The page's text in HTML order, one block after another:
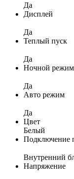
Да
Дисплей
Да
Теплый пуск
Да
Ночной режим
Да
Авто режим
Да
Цвет
Белый
Подключение
Внутренний
Напряжение